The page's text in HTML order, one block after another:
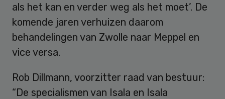
als het kan en verder weg als het moet’. De
komende jaren verhuizen daarom
behandelingen van Zwolle naar Meppel en
vice versa.
Rob Dillmann, voorzitter raad van bestuur:
“De specialismen van Isala en Isala